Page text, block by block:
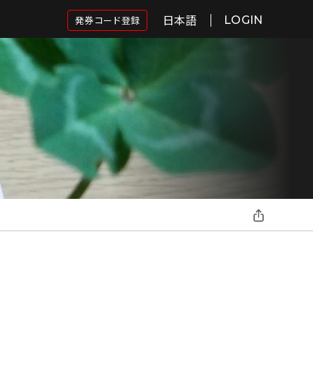
発券コード登録 日本語 LOGIN